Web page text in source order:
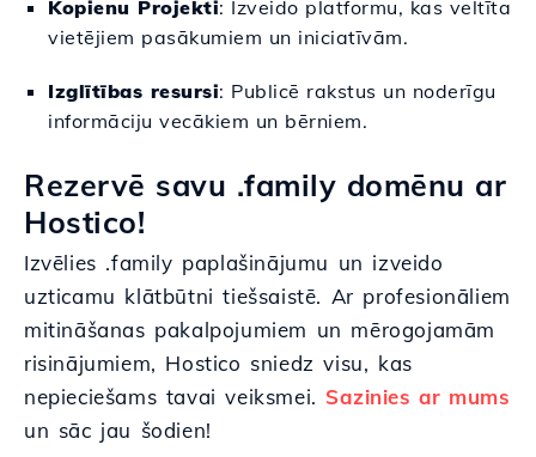
Kopienu Projekti: Izveido platformu, kas veltīta
vietējiem pasākumiem un iniciatīvām.
Izglītības resursi: Publicē rakstus un noderīgu
informāciju vecākiem un bērniem.
Rezervē savu .family domēnu ar
Hostico!
Izvēlies .family paplašinājumu un izveido
uzticamu klātbūtni tiešsaistē. Ar profesionāliem
mitināšanas pakalpojumiem un mērogojamām
risinājumiem, Hostico sniedz visu, kas
nepieciešams tavai veiksmei. Sazinies ar mums
un sāc jau šodien!